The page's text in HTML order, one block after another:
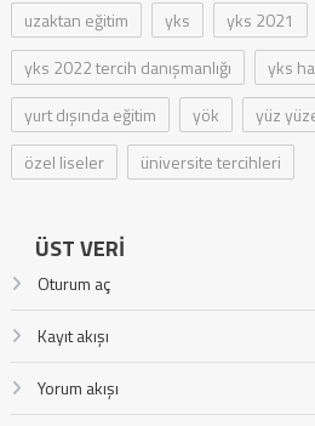
uzaktan eğitim
yks yks 2021
yks 2022 tercih danışmanlığı
yks
yurt dışında eğitim
yök yüz
özel liseler
üniversite tercihleri
ÜST VERI
Oturum aç
Kayıt akışı
Yorum akışı